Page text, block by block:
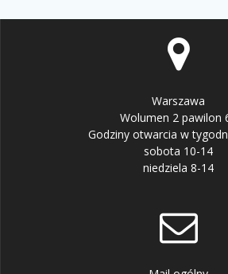
Warszawa
Wolumen 2 pawilon
Godziny otwarcia w
sobota 10-14
niedziela 8-14